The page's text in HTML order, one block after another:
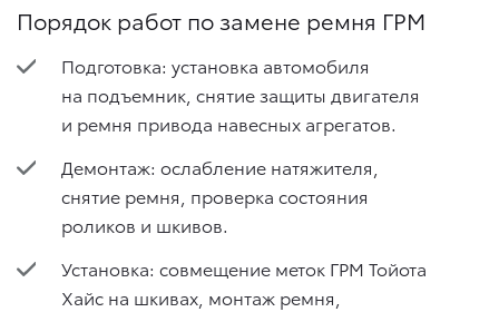
Порядок работ по замене ремня ГРМ
Подготовка: установка автомобиля
на подъемник, снятие защиты двигателя
и ремня привода навесных агрегатов.
Демонтаж: ослабление натяжителя,
снятие ремня, проверка состояния
роликов и шкивов.
Установка: совмещение меток ГРМ Тойота
Хайс на шкивах, монтаж ремня,